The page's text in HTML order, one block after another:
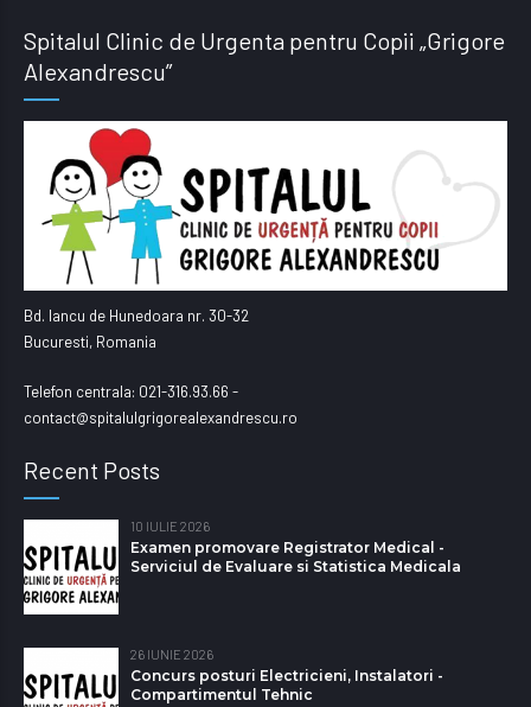
Spitalul Clinic de Urgenta pentru Copii „Grigore
Alexandrescu”
Bd. Iancu de Hunedoara nr. 30-32
Bucuresti, Romania
Telefon centrala: 021-316.93.66 -
contact@spitalulgrigorealexandrescu.ro
Recent Posts
10 IULIE 2026
Examen promovare Registrator Medical -
Serviciul de Evaluare si Statistica Medicala
26 IUNIE 2026
Concurs posturi Electricieni, Instalatori -
Compartimentul Tehnic